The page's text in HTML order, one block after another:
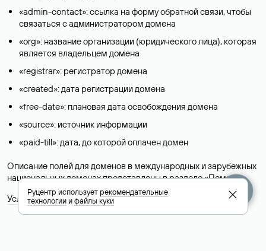
«admin-contact»: ссылка на форму обратной связи, чтобы
связаться с администратором домена
«org»: название организации (юридического лица), которая
является владельцем домена
«registrar»: регистратор домена
«created»: дата регистрации домена
«free-date»: плановая дата освобождения домена
«source»: источник информации
«paid-till»: дата, до которой оплачен домен
Описание полей для доменов в международных и зарубежных
национальных доменах представлены в разделе «Помощь».
Условия использования Whois-сервиса
Руцентр используетрекомендательные
технологииифайлы куки